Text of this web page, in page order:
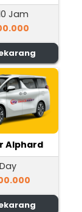
Jam
Alphard